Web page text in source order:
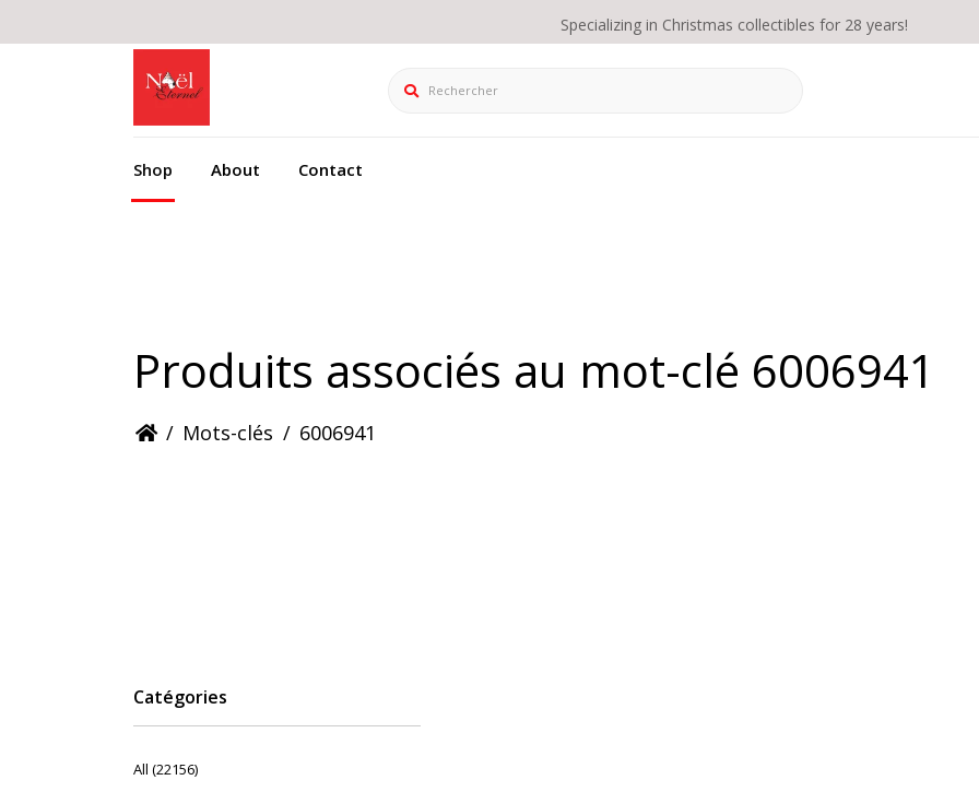
Specializing in Christmas collectibles for 28 years!
Rechercher
Shop About Contact
Produits associés au mot-clé 6006941
/ Mots-clés / 6006941
Catégories
All (22156)